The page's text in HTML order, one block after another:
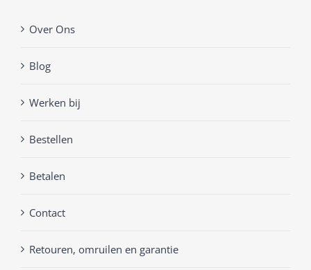
Over Ons
Blog
Werken bij
Bestellen
Betalen
Contact
Retouren, omruilen en garantie